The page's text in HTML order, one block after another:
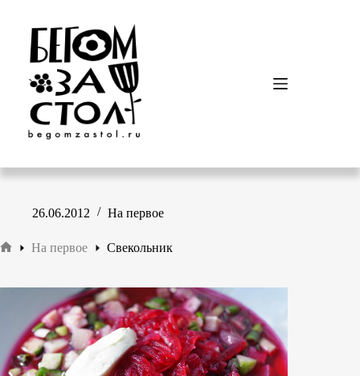
26.06.2012 На первое
На первое Свекольник